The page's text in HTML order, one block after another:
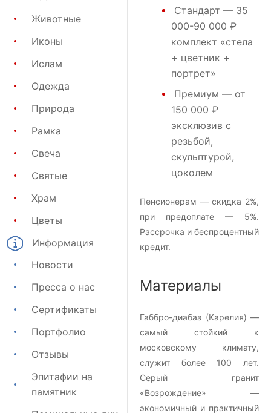
Животные
Иконы
Ислам
Одежда
Природа
Рамка
Свеча
Святые
Храм
Цветы
Информация
Новости
Пресса о нас
Сертификаты
Портфолио
Отзывы
Эпитафии на
памятник
Стандарт — 35
000-90 000 ₽
комплект «стела
+ цветник +
портрет»
Премиум — от
150 000 ₽
эксклюзив с
резьбой,
скульптурой,
цоколем
Пенсионерам — скидка 2%,
при предоплате — 5%.
Рассрочка и беспроцентный
кредит.
Материалы
Габбро-диабаз (Карелия) —
самый стойкий к
московскому климату,
служит более 100 лет.
Серый гранит
«Возрождение» —
экономичный и практичный